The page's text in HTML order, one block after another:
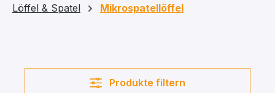
Löffel & Spatel
Mikrospatellöffel
Produkte filtern